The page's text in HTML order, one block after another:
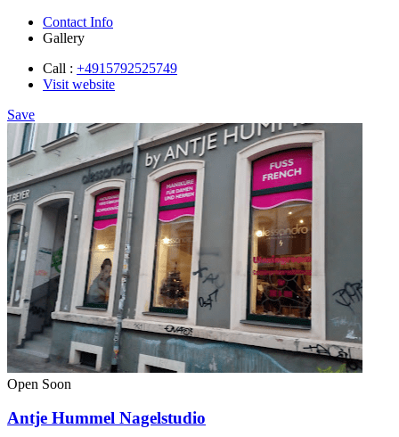
Contact Info
Gallery
Call : +4915792525749
Visit website
Save
Open Soon
Antje Hummel Nagelstudio